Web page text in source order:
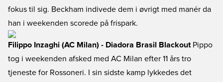
fokus til sig. Beckham indivede dem i øvrigt med manér da
han i weekenden scorede på frispark.
Filippo Inzaghi (AC Milan) - Diadora Brasil Blackout Pippo
tog i weekenden afsked med AC Milan efter 11 års tro
tjeneste for Rossoneri. I sin sidste kamp lykkedes det